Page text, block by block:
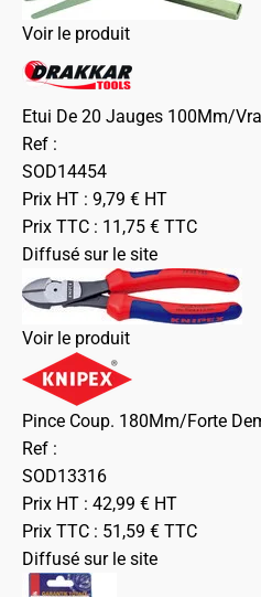
Voir le produit
Etui De 20 Jauges 100Mm/
Ref :
SOD14454
Prix HT : 9,79 € HT
Prix TTC : 11,75 € TTC
Diffusé sur le site
Voir le produit
Pince Coup. 180Mm/Forte
Ref :
SOD13316
Prix HT : 42,99 € HT
Prix TTC : 51,59 € TTC
Diffusé sur le site